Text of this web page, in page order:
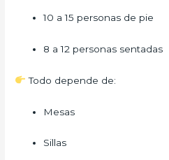
10 a 15 personas de pie
8 a 12 personas sentadas
Todo depende de:
Mesas
Sillas